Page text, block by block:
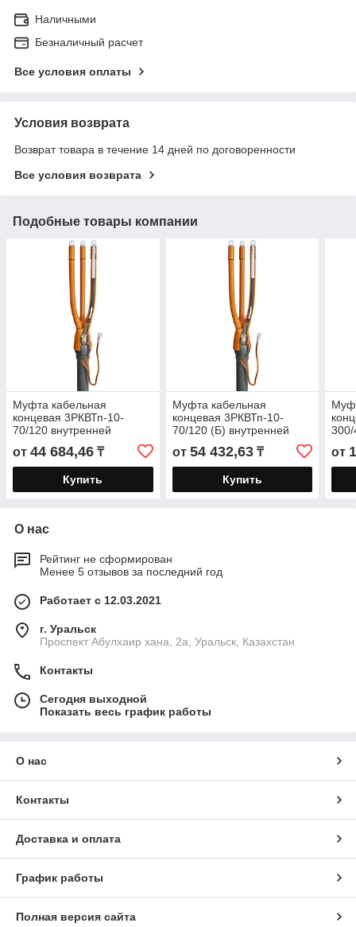
Наличными
Безналичный расчет
Все условия оплаты
Условия возврата
Возврат товара в течение 14 дней по договоренности
Все условия возврата
Подобные товары компании
Муфта кабельная
концевая 3РКВТп-10-
70/120 внутренней
установки для кабелей с
ЭПР изоляцией до 10 кВ
от 44 684,46 ₸
Купить
Муфта кабельная
концевая 3РКВТп-10-
70/120 (Б) внутренней
установки для кабелей с
ЭПР изоляцией до 10 кВ с
от 54 432,63₸
Купить
300/
от
О нас
Рейтинг не сформирован
Менее 5 отзывов за последний год
Работает с 12.03.2021
г. Уральск
Проспект Абулхаир хана, 2а, Уральск, Казахстан
Контакты
Сегодня выходной
Показать весь график работы
О нас
Контакты
Доставка и оплата
График работы
Полная версия сайта